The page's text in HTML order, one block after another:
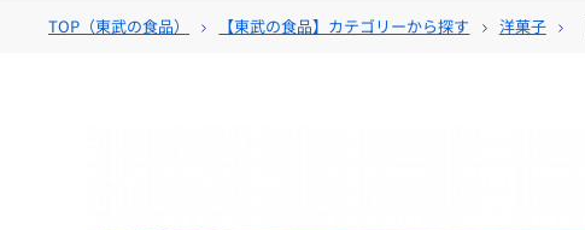
TOP（東武の食品） 【東武の食品】カテゴリーから探す 洋菓子